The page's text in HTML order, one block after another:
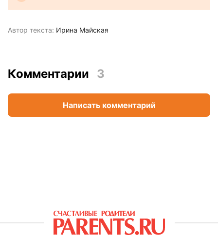
Автор текста: Ирина Майская
Комментарии 3
Написать комментарий